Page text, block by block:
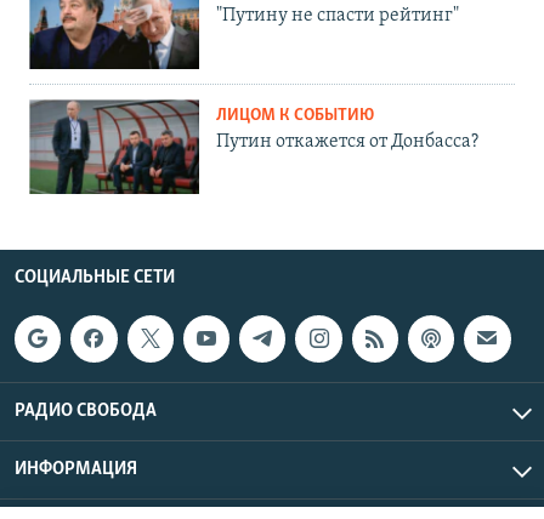
"Путину не спасти рейтинг"
ЛИЦОМ К СОБЫТИЮ
Путин откажется от Донбасса?
СОЦИАЛЬНЫЕ СЕТИ
РАДИО СВОБОДА
ИНФОРМАЦИЯ